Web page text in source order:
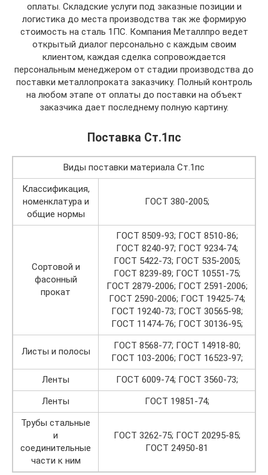
оплаты. Складские услуги под заказные позиции и
логистика до места производства так же формирую
стоимость на сталь 1ПС. Компания Металлпро ведет
открытый диалог персонально с каждым своим
клиентом, каждая сделка сопровождается
персональным менеджером от стадии производства до
поставки металлопроката заказчику. Полный контроль
на любом этапе от оплаты до поставки на объект
заказчика дает последнему полную картину.
Поставка Ст.1пс
Виды поставки материала Ст.1пс
Классификация,
номенклатура и
общие нормы
ГОСТ 380-2005;
Сортовой и
фасонный
прокат
ГОСТ 8509-93; ГОСТ 8510-86;
ГОСТ 8240-97; ГОСТ 9234-74;
ГОСТ 5422-73; ГОСТ 535-2005;
ГОСТ 8239-89; ГОСТ 10551-75;
ГОСТ 2879-2006; ГОСТ 2591-2006;
ГОСТ 2590-2006; ГОСТ 19425-74;
ГОСТ 19240-73; ГОСТ 30565-98;
ГОСТ 11474-76; ГОСТ 30136-95;
Листы и полосы
ГОСТ 8568-77; ГОСТ 14918-80;
ГОСТ 103-2006; ГОСТ 16523-97;
Ленты
ГОСТ 6009-74; ГОСТ 3560-73;
Ленты
ГОСТ 19851-74;
Трубы стальные
и
соединительные
части к ним
ГОСТ 3262-75; ГОСТ 20295-85;
ГОСТ 24950-81